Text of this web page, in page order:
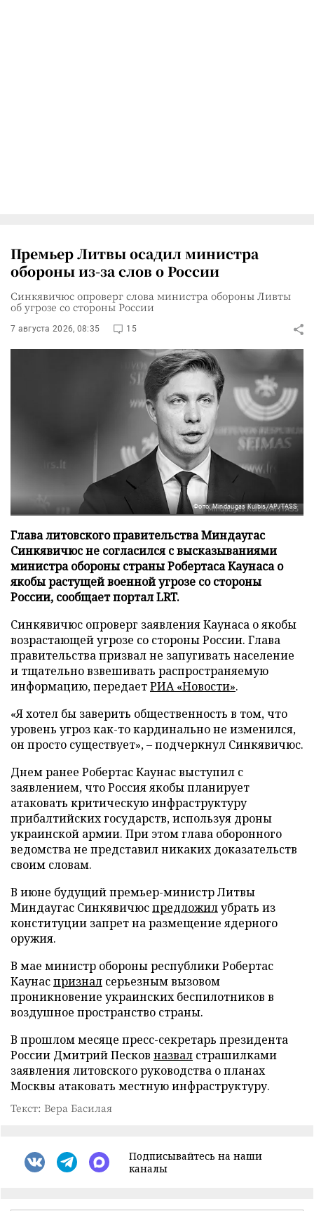
Премьер Литвы осадил министра
обороны из-за слов о России
Синкявичюс опроверг слова министра обороны Ливты
об угрозе со стороны России
7 августа 2026, 08:35 15
Фото: Mindaugas Kulbis/AP/TASS
Глава литовского правительства Миндаугас
Синкявичюс не согласился с высказываниями
министра обороны страны Робертаса Каунаса о
якобы растущей военной угрозе со стороны
России, сообщает портал LRT.
Синкявичюс опроверг заявления Каунаса о якобы
возрастающей угрозе со стороны России. Глава
правительства призвал не запугивать население
и тщательно взвешивать распространяемую
информацию, передаетРИА «Новости».
«Я хотел бы заверить общественность в том, что
уровень угроз как-то кардинально не изменился,
он просто существует», – подчеркнул Синкявичюс.
Днем ранее Робертас Каунас выступил с
заявлением, что Россия якобы планирует
атаковать критическую инфраструктуру
прибалтийских государств, используя дроны
украинской армии. При этом глава оборонного
ведомства не представил никаких доказательств
своим словам.
В июне будущий премьер-министр Литвы
Миндаугас Синкявичюспредложилубрать из
конституции запрет на размещение ядерного
оружия.
В мае министр обороны республики Робертас
Каунаспризнал серьезным вызовом
проникновение украинских беспилотников в
воздушное пространство страны.
В прошлом месяце пресс-секретарь президента
России Дмитрий Песков назвал страшилками
заявления литовского руководства о планах
Москвы атаковать местную инфраструктуру.
Текст: Вера Басилая
Подписывайтесь на наши
каналы